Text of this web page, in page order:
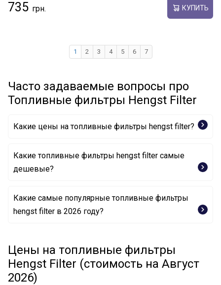
735 КУПИТЬ
1 2 3 4 5 6 7
Часто задаваемые вопросы про
Топливные фильтры Hengst Filter
Какие цены на топливные фильтры hengst filter?
Какие топливные фильтры hengst filter самые
дешевые?
Топливный фильтр H101WK HENGST FILTER
Топливный фильтр H132WK HENGST FILTER
Какие самые популярные топливные фильтры
hengst filter в 2026 году?
Топливный фильтр H411WK HENGST FILTER
Цены на топливные фильтры
Hengst Filter (стоимость на Август
2026)